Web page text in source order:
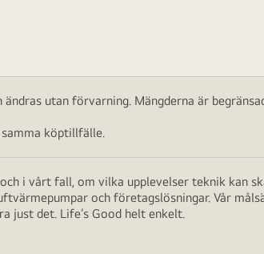
utan förvarning. Mängderna är
köptillfälle.
i vårt fall, om vilka upplevelser teknik kan
och företagslösningar. Vår
just det. Life’s Good helt enkelt.